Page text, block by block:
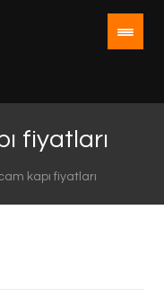
fiyatları
kapı fiyatları